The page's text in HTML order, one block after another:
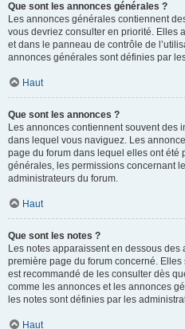
Que sont les annonces générales ?
Les annonces générales contiennent
vous devriez consulter en priorité. Elles
et dans le panneau de contrôle de
annonces générales sont définies par
Haut
Que sont les annonces ?
Les annonces contiennent souvent des
dans lequel vous naviguez. Les
page du forum dans lequel elles ont été
générales, les permissions concernant
administrateurs du forum.
Haut
Que sont les notes ?
Les notes apparaissent en dessous
première page du forum concerné. Elles
est recommandé de les consulter dès
comme les annonces et les annonces
les notes sont définies par les
Haut